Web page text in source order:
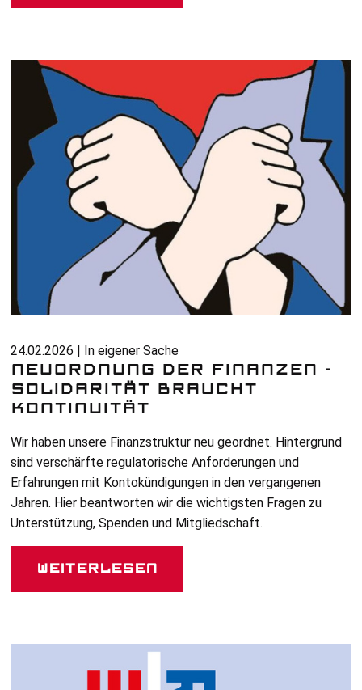
24.02.2026 | In eigener Sache
NEUORDNUNG DER FINANZEN -
SOLIDARITÄT BRAUCHT
KONTINUITÄT
Wir haben unsere Finanzstruktur neu geordnet. Hintergrund
sind verschärfte regulatorische Anforderungen und
Erfahrungen mit Kontokündigungen in den vergangenen
Jahren. Hier beantworten wir die wichtigsten Fragen zu
Unterstützung, Spenden und Mitgliedschaft.
Weiterlesen